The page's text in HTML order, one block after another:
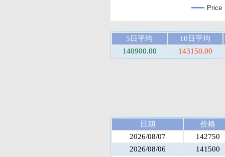
Price
5日平均
10日平均
140900.00
143150.00
日期
价格
2026/08/07
142750
2026/08/06
141500